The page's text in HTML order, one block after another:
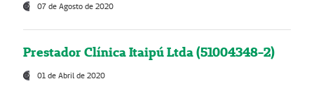
07 de Agosto de 2020
Prestador Clínica Itaipú Ltda (51004348-2)
01 de Abril de 2020